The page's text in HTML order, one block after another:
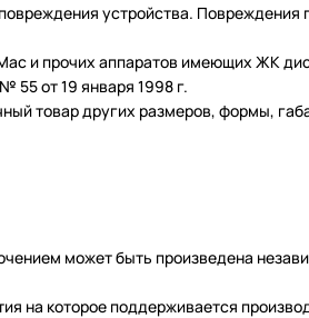
устройства. Повреждения
и прочих аппаратов имеющих ЖК
55 от 19 января 1998 г.
товар других размеров, формы,
может быть произведена
на которое поддерживается